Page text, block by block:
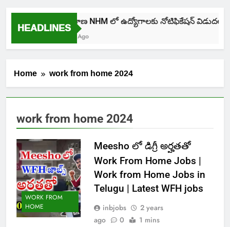
HEADLINESతెలంగాణ NHM లో ఉద్యోగాలకు నోటిఫికేషన్ విడుదల
5 Days Ago
Home work from home 2024
work from home 2024
WORK FROM
HOME
Meesho లో డిగ్రీ అర్హతతో
Work From Home Jobs |
Work from Home Jobs in
Telugu | Latest WFH jobs
inbjobs
2 years
ago
0 1 mins